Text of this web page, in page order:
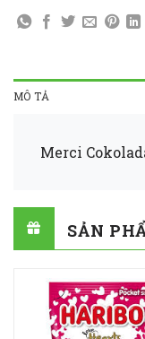
MÔ TẢ
Merci
SẢN